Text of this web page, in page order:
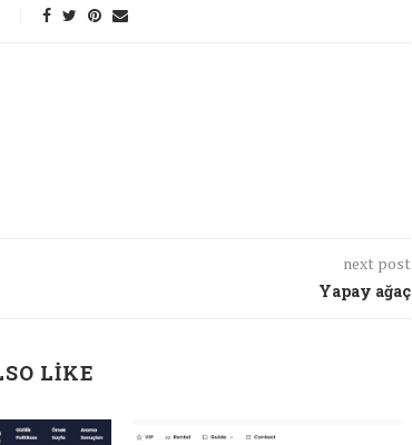
next post
Yapay ağaç
LIKE